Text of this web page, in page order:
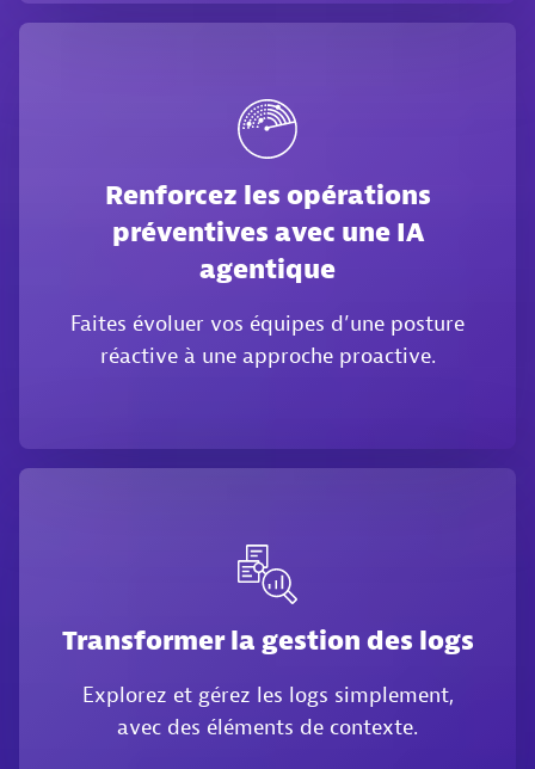
Renforcez les opérations
préventives avec une IA
agentique
Faites évoluer vos équipes d’une posture
réactive à une approche proactive.
Transformer la gestion des logs
Explorez et gérez les logs simplement,
avec des éléments de contexte.